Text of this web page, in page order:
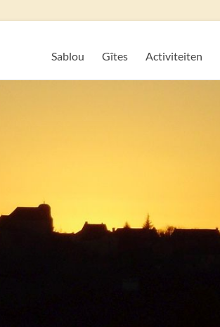
Sablou Gîtes Activiteiten